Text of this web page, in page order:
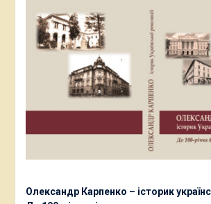
Олександр Карпенко – історик